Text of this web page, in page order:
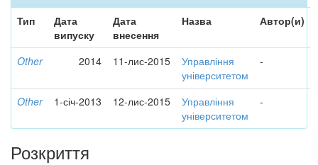
Тип
Дата
випуску
Дата
внесення
Назва Автор(и)
Other 2014 11-лис-2015
Управління
університетом
-
Other 1-січ-2013 12-лис-2015
Управління
університетом
-
Розкриття